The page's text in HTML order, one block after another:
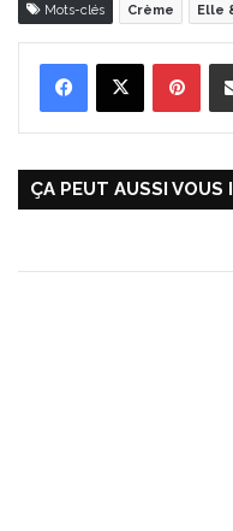
Mots-clés Crème Elle
ÇA PEUT AUSSI VOUS